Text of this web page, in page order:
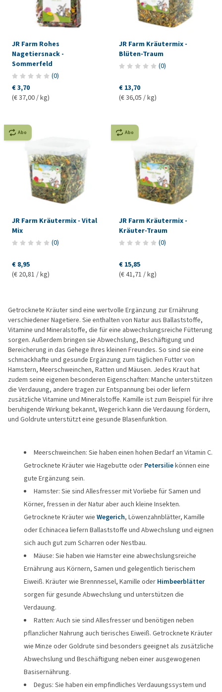
JR Farm Rohes
Nagetiersnack -
Sommerfeld
(0)
€ 3,70
(€ 37,00 / kg)
JR Farm Kräutermix -
Blüten-Traum
(0)
€ 13,70
(€ 36,05 / kg)
Abo
JR Farm Kräutermix - Vital
Mix
(0)
€ 8,95
(€ 20,81 / kg)
Abo
JR Farm Kräutermix -
Kräuter-Traum
(0)
€ 15,85
(€ 41,71 / kg)
Getrocknete Kräuter sind eine wertvolle Ergänzung zur Ernährung
verschiedener Nagetiere. Sie enthalten von Natur aus Ballaststoffe,
Vitamine und Mineralstoffe, die für eine abwechslungsreiche Fütterung
sorgen. Außerdem bringen sie Abwechslung, Beschäftigung und
Bereicherung in das Gehege Ihres kleinen Freundes. So sind sie eine
schmackhafte und gesunde Ergänzung zum täglichen Futter von
Hamstern, Meerschweinchen, Ratten und Mäusen. Jedes Kraut hat
zudem seine eigenen besonderen Eigenschaften: Manche unterstützen
die Verdauung, andere tragen zur Entspannung bei oder liefern
zusätzliche Vitamine und Mineralstoffe. Kamille ist zum Beispiel für ihre
beruhigende Wirkung bekannt, Wegerich kann die Verdauung fördern,
und Goldrute unterstützt eine gesunde Blasenfunktion.
Meerschweinchen: Sie haben einen hohen Bedarf an Vitamin C.
Getrocknete Kräuter wie Hagebutte oder Petersiliekönnen eine
gute Ergänzung sein.
Hamster: Sie sind Allesfresser mit Vorliebe für Samen und
Körner, fressen in der Natur aber auch kleine Insekten.
Getrocknete Kräuter wie Wegerich, Löwenzahnblätter, Kamille
oder Echinacea liefern Ballaststoffe und Abwechslung und eignen
sich auch gut zum Scharren oder Nestbau.
Mäuse: Sie haben wie Hamster eine abwechslungsreiche
Ernährung aus Körnern, Samen und gelegentlich tierischem
Eiweiß. Kräuter wie Brennnessel, Kamille oder Himbeerblätter
sorgen für gesunde Abwechslung und unterstützen die
Verdauung.
Ratten: Auch sie sind Allesfresser und benötigen neben
pflanzlicher Nahrung auch tierisches Eiweiß. Getrocknete Kräuter
wie Minze oder Goldrute sind besonders geeignet als zusätzliche
Abwechslung und Beschäftigung neben einer ausgewogenen
Basisernährung.
Degus: Sie haben ein empfindliches Verdauungssystem und